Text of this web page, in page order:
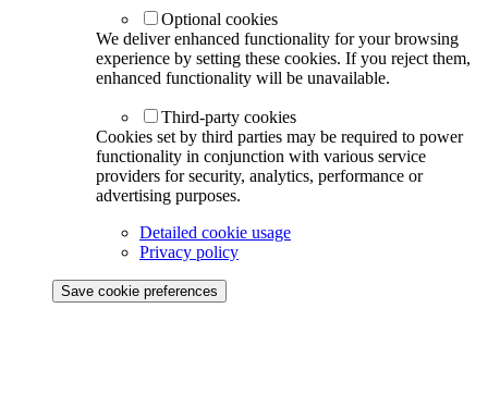
Optional cookies
We deliver enhanced functionality for your browsing
experience by setting these cookies. If you reject them,
enhanced functionality will be unavailable.
Third-party cookies
Cookies set by third parties may be required to power
functionality in conjunction with various service
providers for security, analytics, performance or
advertising purposes.
Detailed cookie usage
Privacy policy
Save cookie preferences